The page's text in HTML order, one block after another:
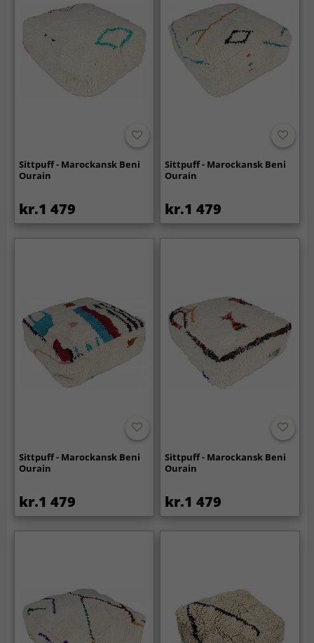
Sittpuff - Marockansk Beni
Ourain
kr.1 479
Sittpuff - Marockansk Beni
Ourain
kr.1 479
Sittpuff - Marockansk Beni
Ourain
kr.1 479
Sittpuff - Marockansk Beni
Ourain
kr.1 479